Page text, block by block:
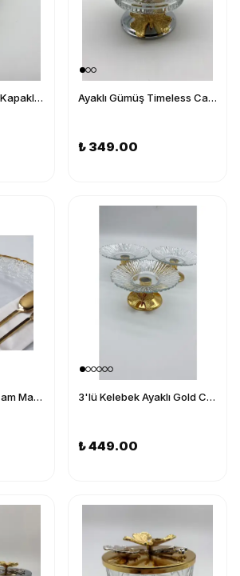
Gold Baton Tepsili, Kapaklı 3'lü Elysia Cam Kase - Magnolia, Çerezlik, Baharatlık, Dondurmalık Ayaklı Gümüş Timeless Cam Magnolia Kasesi, Kelebek Kapaklı Dondurmalık, Şekerlik, Çerezlik
₺ 349.00
Ayaklı Gold Elysia Cam Magnolia Kasesi, Kelebek Kapaklı Dondurmalık, Şekerlik, Çerezlik 3'lü Kelebek Ayaklı Gold Cam Lokumluk, Şekerlik, Çerezlik, Kahve Yanı Sunumluk 13cm
₺ 449.00